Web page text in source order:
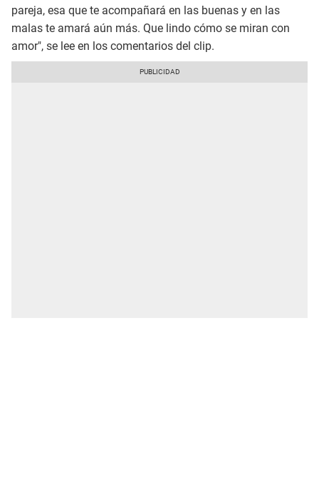
pareja, esa que te acompañará en las buenas y en las
malas te amará aún más. Que lindo cómo se miran con
amor", se lee en los comentarios del clip.